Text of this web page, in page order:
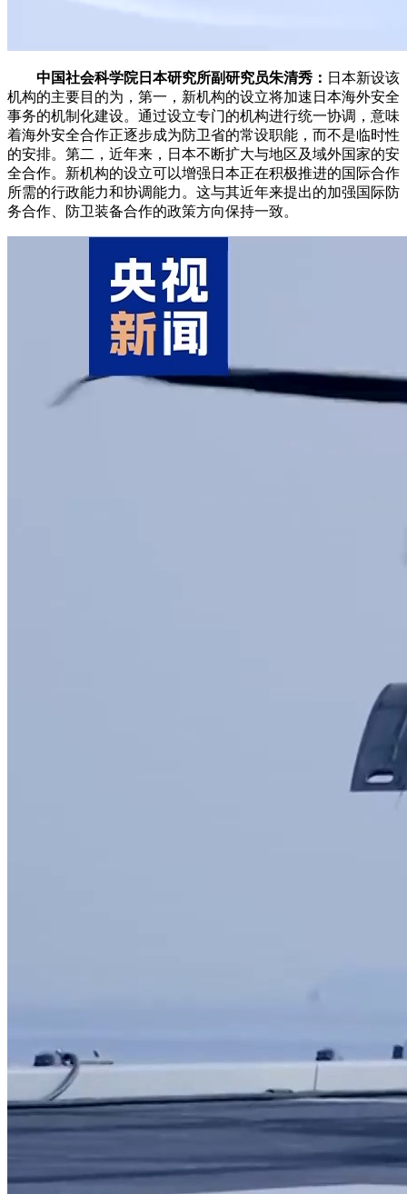
中国社会科学院日本研究所副研究员朱清秀： 日本新设该
机构的主要目的为，第一，新机构的设立将加速日本海外安全
事务的机制化建设。通过设立专门的机构进行统一协调，意味
着海外安全合作正逐步成为防卫省的常设职能，而不是临时性
的安排。第二，近年来，日本不断扩大与地区及域外国家的安
全合作。新机构的设立可以增强日本正在积极推进的国际合作
所需的行政能力和协调能力。这与其近年来提出的加强国际防
务合作、防卫装备合作的政策方向保持一致。